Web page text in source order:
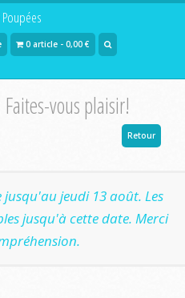
0 article - 0,00 €
Faites-vous plaisir!
Retour
jeudi 13 août. Les
jusqu'à cette date. Merci